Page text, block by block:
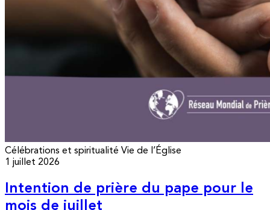
Célébrations et spiritualité Vie de l’Église
1 juillet 2026
Intention de prière du pape pour le
mois de juillet